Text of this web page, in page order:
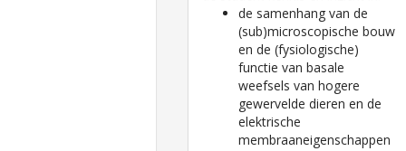
de samenhang van de
(sub)microscopische bouw
en de (fysiologische)
functie van basale
weefsels van hogere
gewervelde dieren en de
elektrische
membraaneigenschappen